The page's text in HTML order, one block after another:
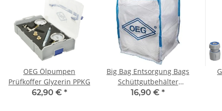
OEG Ölpumpen
Prüfkoffer Glyzerin PPKG
62,90 € *
Big Bag Entsorgung Bags
Schüttgutbehälter
Einweg Sackoben offen
16,90 € *